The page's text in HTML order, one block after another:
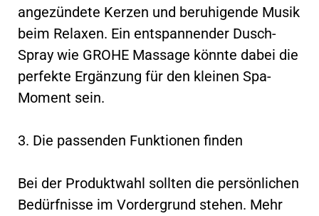
angezündete Kerzen und beruhigende Musik
beim Relaxen. Ein entspannender Dusch-
Spray wie GROHE Massage könnte dabei die
perfekte Ergänzung für den kleinen Spa-
Moment sein.
3. Die passenden Funktionen finden
Bei der Produktwahl sollten die persönlichen
Bedürfnisse im Vordergrund stehen. Mehr